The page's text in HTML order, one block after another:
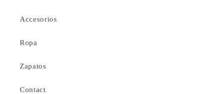
Accesorios
Ropa
Zapatos
Contact